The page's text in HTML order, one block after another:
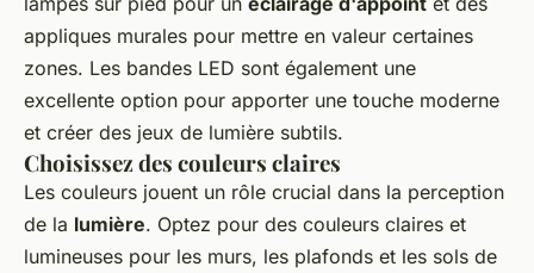
appliques murales pour mettre en valeur certaines
zones. Les bandes LED sont également une
excellente option pour apporter une touche moderne
et créer des jeux de lumière subtils.
Choisissez des couleurs claires
Les couleurs jouent un rôle crucial dans la perception
de la lumière. Optez pour des couleurs claires et
lumineuses pour les murs, les plafonds et les sols de